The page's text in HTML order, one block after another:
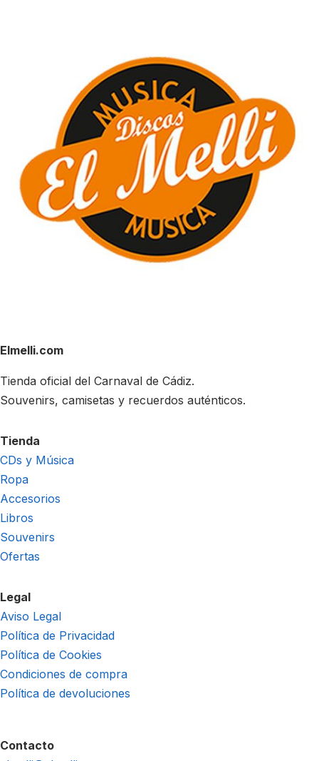
Elmelli.com
Tienda oficial del Carnaval de Cádiz.
Souvenirs, camisetas y recuerdos auténticos.
Tienda
CDs y Música
Ropa
Accesorios
Libros
Souvenirs
Ofertas
Legal
Aviso Legal
Política de Privacidad
Política de Cookies
Condiciones de compra
Política de devoluciones
Contacto